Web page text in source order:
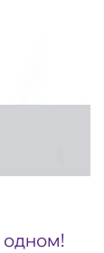
одном!